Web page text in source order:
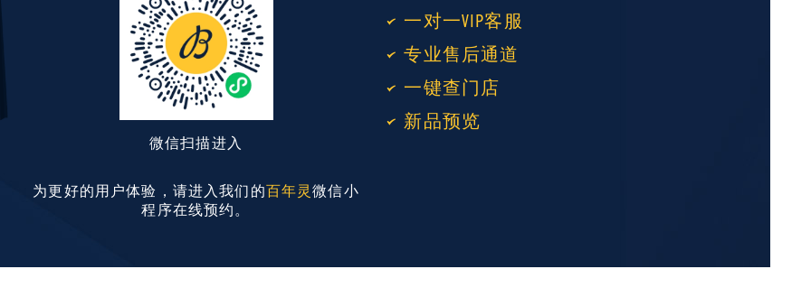
微信扫描进入
为更好的用户体验，请进入我们的 百年灵微信小
程序在线预约。
一对一VIP客服
专业售后通道
一键查门店
新品预览